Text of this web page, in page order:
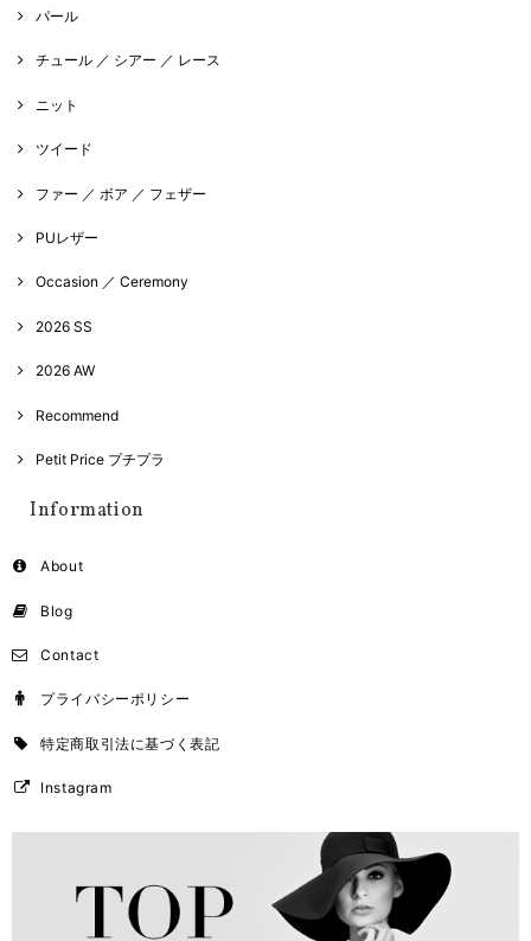
パール
チュール ／ シアー ／ レース
ニット
ツイード
ファー ／ ボア ／ フェザー
PUレザー
Occasion ／ Ceremony
2026 SS
2026 AW
Recommend
Petit Price プチプラ
Information
About
Blog
Contact
プライバシーポリシー
特定商取引法に基づく表記
Instagram